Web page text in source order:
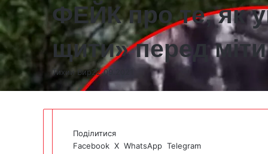
ФЕЙК про те, як
щити» перед
Тихий Вир22.09.2021
Поділитися
Facebook X WhatsApp Telegram